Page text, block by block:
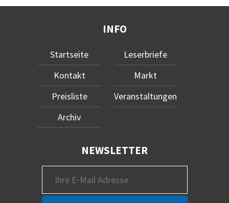
INFO
Startseite
Kontakt
Preisliste
Archiv
Leserbriefe
Markt
Veranstaltungen
NEWSLETTER